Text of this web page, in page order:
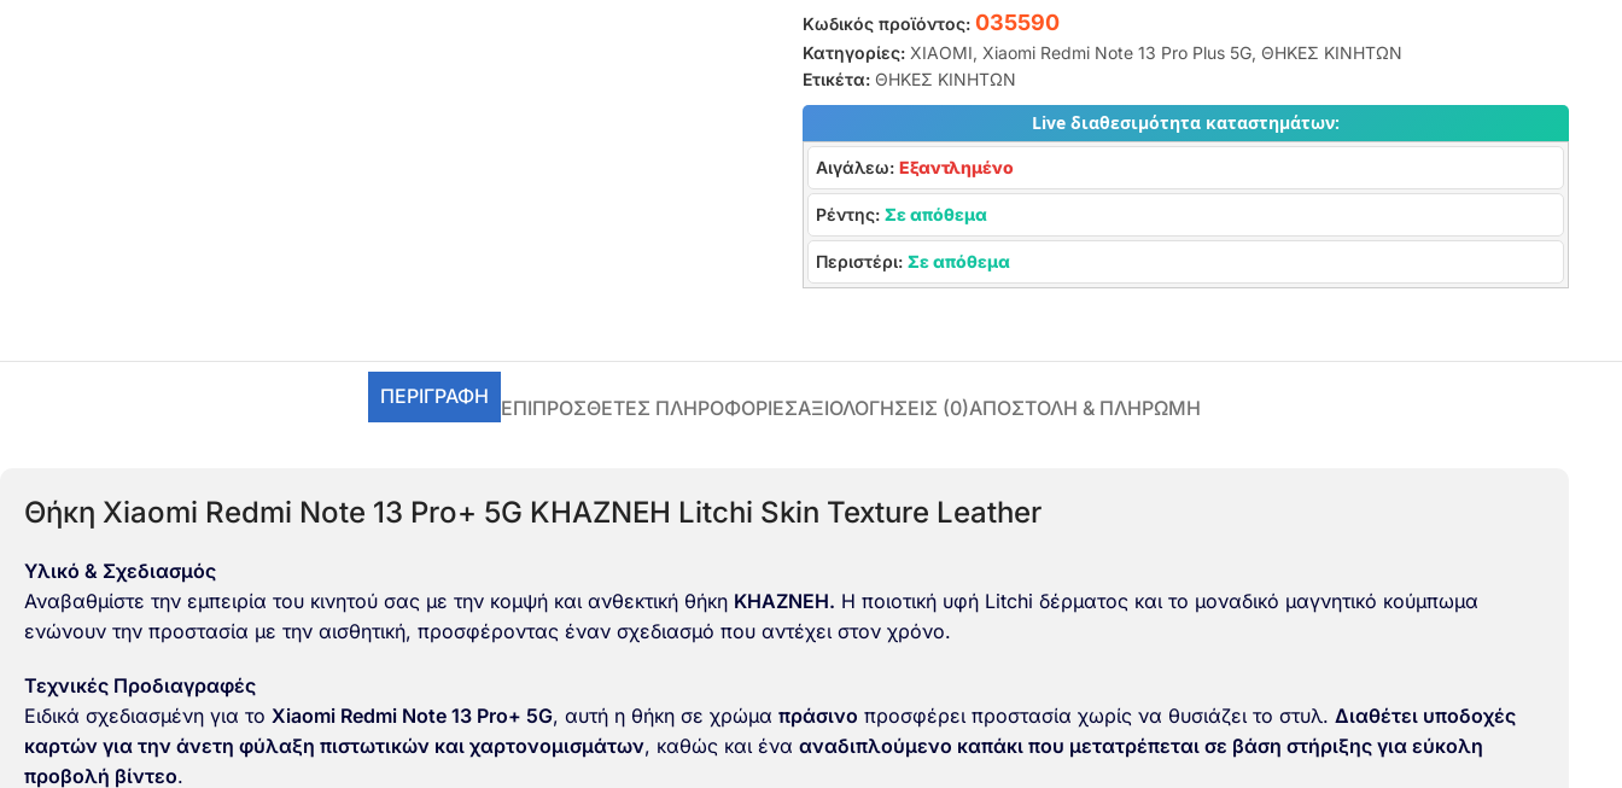
Κωδικός προϊόντος: 035590
Κατηγορίες: XIAOMI, Xiaomi Redmi Note 13 Pro Plus 5G, ΘΗΚΕΣ ΚΙΝΗΤΩΝ
Ετικέτα: ΘΗΚΕΣ ΚΙΝΗΤΩΝ
Live διαθεσιμότητα καταστημάτων:
Αιγάλεω: Εξαντλημένο
Ρέντης: Σε απόθεμα
Περιστέρι: Σε απόθεμα
ΠΕΡΙΓΡΑΦΉ ΕΠΙΠΡΌΣΘΕΤΕΣ ΠΛΗΡΟΦΟΡΊΕΣΑΞΙΟΛΟΓΉΣΕΙΣ (0)ΑΠΟΣΤΟΛΗ & ΠΛΗΡΩΜΗ
Θήκη Xiaomi Redmi Note 13 Pro+ 5G KHAZNEH Litchi Skin Texture Leather
Υλικό & Σχεδιασμός
Αναβαθμίστε την εμπειρία του κινητού σας με την κομψή και ανθεκτική θήκη KHAZNEH. Η ποιοτική υφή Litchi δέρματος και το μοναδικό μαγνητικό κούμπωμα
ενώνουν την προστασία με την αισθητική, προσφέροντας έναν σχεδιασμό που αντέχει στον χρόνο.
Τεχνικές Προδιαγραφές
Ειδικά σχεδιασμένη για το Xiaomi Redmi Note 13 Pro+ 5G, αυτή η θήκη σε χρώμα πράσινο προσφέρει προστασία χωρίς να θυσιάζει το στυλ. Διαθέτει υποδοχές
καρτών για την άνετη φύλαξη πιστωτικών και χαρτονομισμάτων, καθώς και ένα αναδιπλούμενο καπάκι που μετατρέπεται σε βάση στήριξης για εύκολη
προβολή βίντεο.